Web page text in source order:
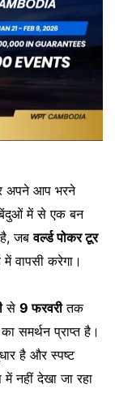
अपने आप भरने
में से एक बन
है, जबवर्ल्ड पोकर टूर
वापसी करेगा।
से 9 फरवरीतक
समर्थन प्राप्त है।
है और स्पष्ट
देखा जा रहा